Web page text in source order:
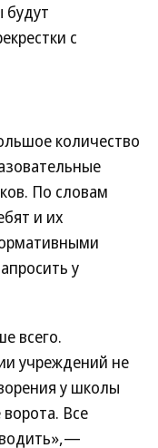
будут
с
количество
По словам
и их
у
всего.
учреждений не
у школы
Все